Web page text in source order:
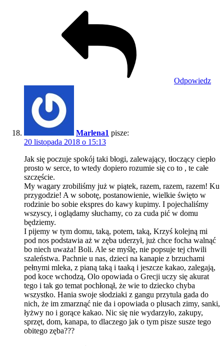
Odpowiedz
Marlena1 pisze:
20 listopada 2018 o 15:13
Jak się poczuje spokój taki błogi, zalewający, tłoczący ciepło
prosto w serce, to wtedy dopiero rozumie się co to , te całe
szczęście.
My wagary zrobiliśmy już w piątek, razem, razem, razem! Ku
przygodzie! A w sobotę, postanowienie, wielkie święto w
rodzinie bo sobie ekspres do kawy kupimy. I pojechaliśmy
wszyscy, i oglądamy słuchamy, co za cuda pić w domu
będziemy.
I pijemy w tym domu, taką, potem, taką, Krzyś kolejną mi
pod nos podstawia aż w zęba uderzył, już chce focha walnąć
bo niech uważa! Boli. Ale se myślę, nie popsuje tej chwili
szaleństwa. Pachnie u nas, dzieci na kanapie z brzuchami
pełnymi mleka, z pianą taką i taaką i jeszcze kakao, zalegają,
pod koce wchodzą, Olo opowiada o Grecji uczy się akurat
tego i tak go temat pochłonął, że wie to dziecko chyba
wszystko. Hania swoje słodziaki z gangu przytula gada do
nich, że im zmarznąć nie da i opowiada o plusach zimy, sanki,
łyżwy no i gorące kakao. Nic się nie wydarzyło, zakupy,
sprzęt, dom, kanapa, to dlaczego jak o tym pisze susze tego
obitego zęba???